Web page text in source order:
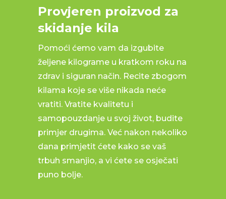
Provjeren proizvod za
skidanje kila
Pomoći ćemo vam da izgubite
željene kilograme u kratkom roku na
zdrav i siguran način. Recite zbogom
kilama koje se više nikada neće
vratiti. Vratite kvalitetu i
samopouzdanje u svoj život, budite
primjer drugima. Već nakon nekoliko
dana primjetit ćete kako se vaš
trbuh smanjio, a vi ćete se osječati
puno bolje.